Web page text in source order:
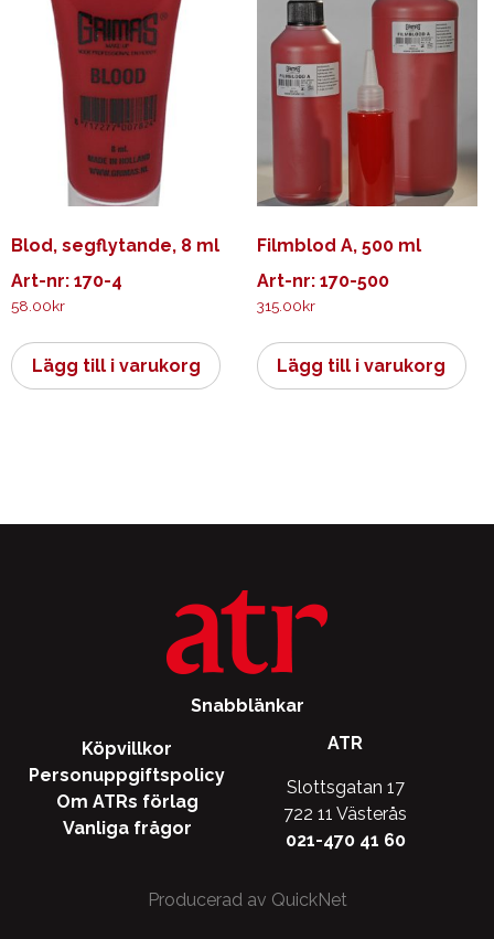
Blod, segflytande, 8 ml
Art-nr: 170-4
58.00kr
Lägg till i varukorg
Filmblod A, 500 ml
Art-nr: 170-500
315.00kr
Lägg till i varukorg
Snabblänkar
Köpvillkor
Personuppgiftspolicy
Om ATRs förlag
Vanliga frågor
ATR
Slottsgatan 17
722 11 Västerås
021-470 41 60
Producerad av QuickNet